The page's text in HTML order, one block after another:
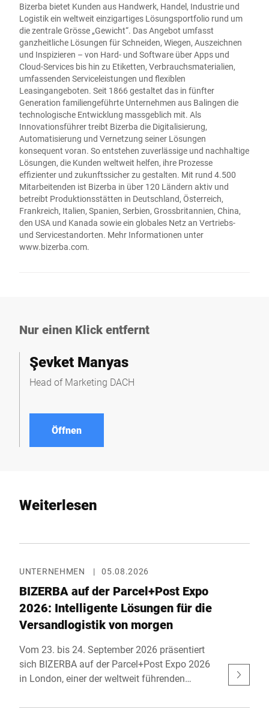
Bizerba bietet Kunden aus Handwerk, Handel, Industrie und
Logistik ein weltweit einzigartiges Lösungsportfolio rund um
die zentrale Grösse „Gewicht“. Das Angebot umfasst
ganzheitliche Lösungen für Schneiden, Wiegen, Auszeichnen
und Inspizieren – von Hard- und Software über Apps und
Cloud-Services bis hin zu Etiketten, Verbrauchsmaterialien,
umfassenden Serviceleistungen und flexiblen
Leasingangeboten. Seit 1866 gestaltet das in fünfter
Generation familiengeführte Unternehmen aus Balingen die
technologische Entwicklung massgeblich mit. Als
Innovationsführer treibt Bizerba die Digitalisierung,
Automatisierung und Vernetzung seiner Lösungen
konsequent voran. So entstehen zuverlässige und nachhaltige
Lösungen, die Kunden weltweit helfen, ihre Prozesse
effizienter und zukunftssicher zu gestalten. Mit rund 4.500
Mitarbeitenden ist Bizerba in über 120 Ländern aktiv und
betreibt Produktionsstätten in Deutschland, Österreich,
Frankreich, Italien, Spanien, Serbien, Grossbritannien, China,
den USA und Kanada sowie ein globales Netz an Vertriebs-
und Servicestandorten. Mehr Informationen unter
www.bizerba.com.
Nur einen Klick entfernt
Şevket Manyas
Head of Marketing DACH
Öffnen
Weiterlesen
UNTERNEHMEN | 05.08.2026
BIZERBA auf der Parcel+Post Expo
2026: Intelligente Lösungen für die
Versandlogistik von morgen
Vom 23. bis 24. September 2026 präsentiert
sich BIZERBA auf der Parcel+Post Expo 2026
in London, einer der weltweit führenden
Commerce-Logistik. Gemeinsam mit seinem